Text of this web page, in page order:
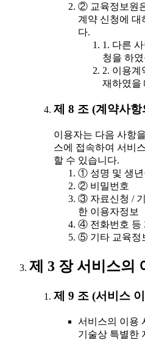
② 교육정보원
계약 신청에 대
다.
1. 다른
청을 하였
2. 이용계
재하였을
제 8 조 (계약사
이용자는 다음 사항
스에 접속하여 서비
할 수 있습니다.
① 성명 및 생년
② 비밀번호
③ 자료신청 /
한 이용자정보
④ 전화번호 등
⑤ 기타 교육정
제 3 장 서비스의
제 9 조 (서비스
서비스의 이용
기술상 특별한